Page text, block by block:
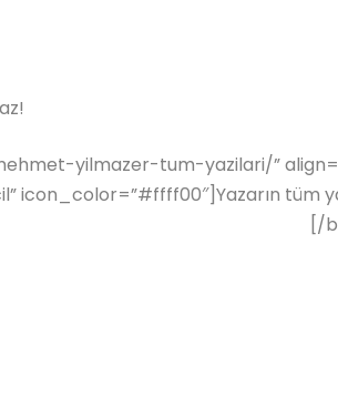
yilmazer-tum-yazilari/”
tüm
[/